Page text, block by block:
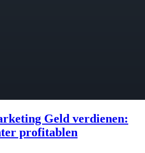
Geld verdienen:
profitablen